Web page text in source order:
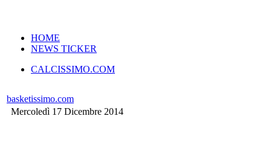
HOME
NEWS TICKER
CALCISSIMO.COM
basketissimo.com
Mercoledì 17 Dicembre 2014